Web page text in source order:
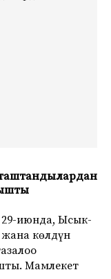
июнда, Ысык-
көлдүн
Мамлекет